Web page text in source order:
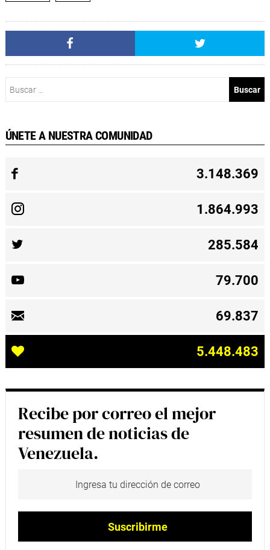
ÚNETE A NUESTRA COMUNIDAD
3.148.369
1.864.993
285.584
79.700
69.837
5.448.483
Recibe por correo el mejor
resumen de noticias de
Venezuela.